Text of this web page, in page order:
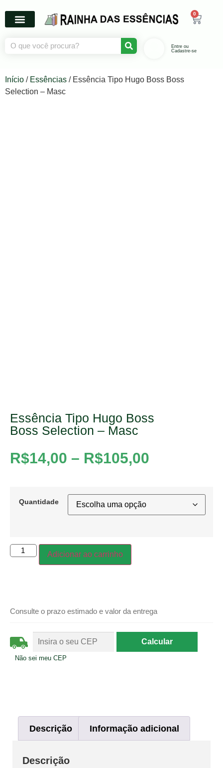
0
Entre ou
Cadastre-se
Início / Essências / Essência Tipo Hugo Boss Boss
Selection – Masc
Essência Tipo Hugo Boss
Boss Selection – Masc
R$14,00 – R$105,00
Quantidade
Adicionar ao carrinho
Consulte o prazo estimado e valor da entrega
Não sei meu CEP
Descrição Informação adicional
Descrição